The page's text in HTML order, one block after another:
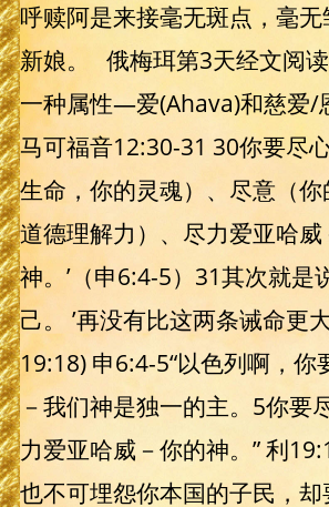
呼赎阿是来接毫无斑点，毫
新娘。 俄梅珥第3天经文阅
一种属性—爱(Ahava)和慈爱
马可福音12:30-31 30你要尽
生命，你的灵魂）、尽意（
道德理解力）、尽力爱亚哈威
神。’（申6:4-5）31其次就是
己。 ’再没有比这两条诫命更
19:18) 申6:4-5“以色列啊，你
－我们神是独一的主。5你要
力爱亚哈威－你的神。” 利
也不可埋怨你本国的子民，却